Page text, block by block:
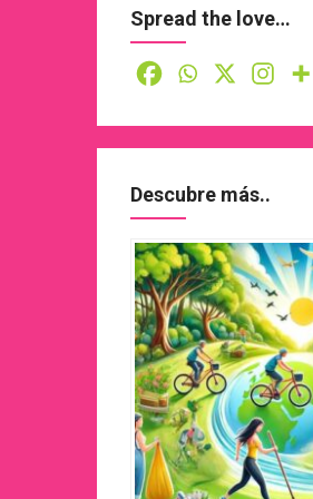
Spread the love…
Descubre más..